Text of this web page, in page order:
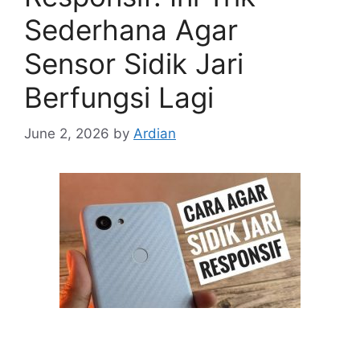
Sederhana Agar
Sensor Sidik Jari
Berfungsi Lagi
June 2, 2026 by Ardian